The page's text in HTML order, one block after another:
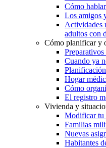
Cómo
Los amigos
Actividades
adultos con
Cómo planificar y
Preparativos
Cuando ya
Hogar
Cómo
El registro
Vivienda y
Modificar tu
Familias
Nuevas
Habitantes